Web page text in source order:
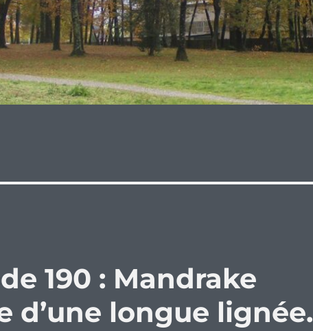
190 : Mandrake
d’une longue lignée.